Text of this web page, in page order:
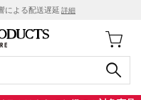
による配送遅延 詳細